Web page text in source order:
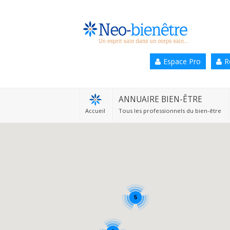
Espace Pro
Accueil
ANNUAIRE BIEN-ÊTRE
Tous les professionnels du bien-être
5